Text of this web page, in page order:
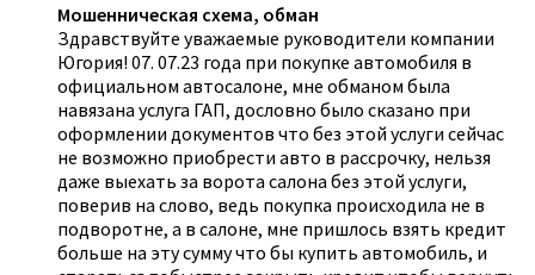
Мошенническая схема, обман
Здравствуйте уважаемые руководители компании
Югория! 07. 07.23 года при покупке автомобиля в
официальном автосалоне, мне обманом была
навязана услуга ГАП, дословно было сказано при
оформлении документов что без этой услуги сейчас
не возможно приобрести авто в рассрочку, нельзя
даже выехать за ворота салона без этой услуги,
поверив на слово, ведь покупка происходила не в
подворотне, а в салоне, мне пришлось взять кредит
больше на эту сумму что бы купить автомобиль, и